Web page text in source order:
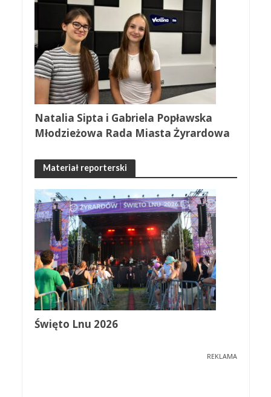
Natalia Sipta i Gabriela Popławska
Młodzieżowa Rada Miasta Żyrardowa
Materiał reporterski
Święto Lnu 2026
REKLAMA